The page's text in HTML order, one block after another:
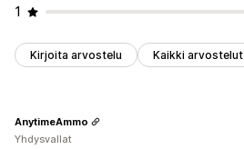
1
Kirjoita arvostelu Kaikki arvostelut
AnytimeAmmo
Yhdysvallat